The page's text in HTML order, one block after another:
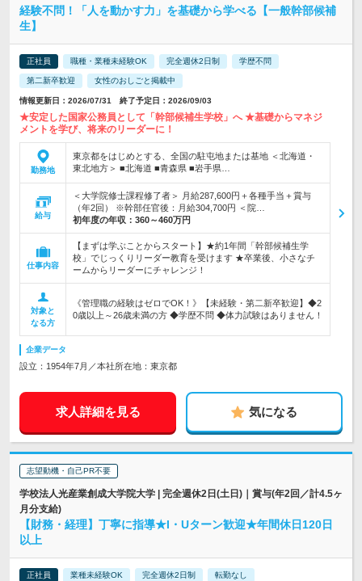
経験不問！「人を動かす力」を基礎から学べる【一般幹部候補
生】
正社員 職種・業種未経験OK 完全週休2日制 学歴不問
第二新卒歓迎 女性のおしごと掲載中
情報更新日：2026/07/31 終了予定日：2026/09/03
★安定した国家公務員として「幹部候補生学校」へ ★基礎からマネジ
メントを学び、将来のリーダーに！
勤務地
東京都をはじめとする、全国の駐屯地または基地 ＜北海道・
東北地方＞ ■北海道 ■青森県 ■岩手県…
給与
＜大学院修士課程修了者＞ 月給287,600円＋各種手当＋賞与
（年2回） ※幹部任官後：月給304,700円 ＜院…
初年度の年収： 360～460万円
仕事内容
【まずは学ぶことからスタート】★約1年間「幹部候補生学
校」でじっくりリーダー教育を受けます ★卒業後、小さなチ
ームからリーダーにチャレンジ！
対象と
なる方
《管理職の経験はゼロでOK！》【未経験・第二新卒歓迎】◆2
0歳以上～26歳未満の方 ◆学歴不問 ◆体力試験はありません！
企業データ
設立：1954年7月／本社所在地：東京都
求人詳細を見る 気になる
志望動機・自己PR不要
学校法人光産業創成大学院大学 | 完全週休2日(土日)｜賞与(年2回／計4.5ヶ
月分支給)
【財務・経理】丁寧に指導★I・Uターン歓迎★年間休日120日
以上
正社員 業種未経験OK 完全週休2日制 転勤なし